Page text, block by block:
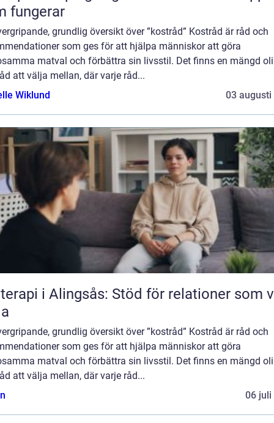
fungerar
grundlig översikt över ”kostråd” Kostråd är råd och
som ges för att hjälpa människor att göra
matval och förbättra sin livsstil. Det finns en mängd
att välja mellan, där varje råd...
Wiklund
03 augusti
i Alingsås: Stöd för relationer som
grundlig översikt över ”kostråd” Kostråd är råd och
som ges för att hjälpa människor att göra
matval och förbättra sin livsstil. Det finns en mängd
att välja mellan, där varje råd...
06 juli